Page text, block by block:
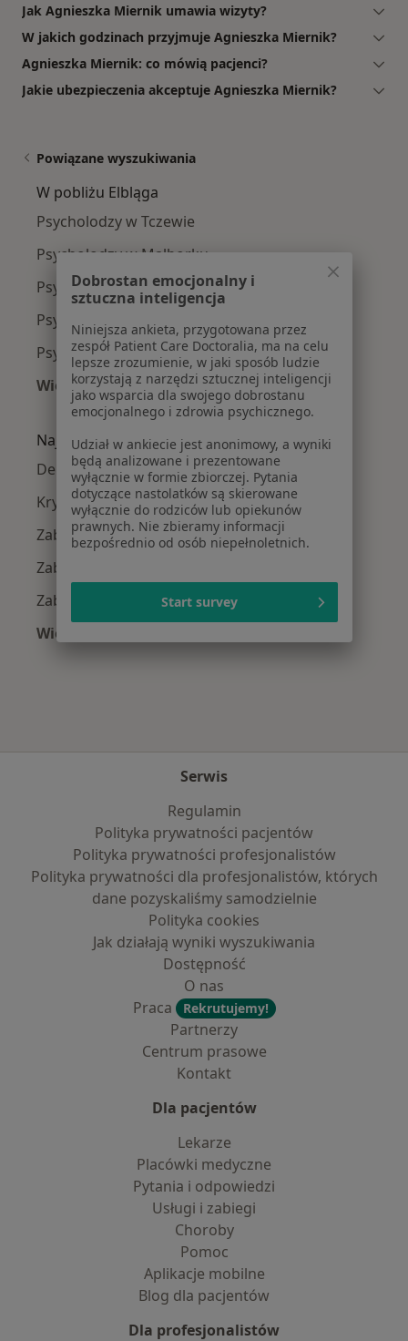
Jak Agnieszka Miernik umawia wizyty?
W jakich godzinach przyjmuje Agnieszka Miernik?
Agnieszka Miernik: co mówią pacjenci?
Jakie ubezpieczenia akceptuje Agnieszka Miernik?
Powiązane wyszukiwania
W pobliżu Elbląga
Psycholodzy w Tczewie
Psycholodzy w Malborku
Psycholodzy w Nowym Dworze Gdańskim
Psycholodzy w Stegnie
Psycholodzy w Pruszczu Gdańskim
Więcej (1)
Więcej w kategorii: W pobliżu Elbląga
Najczęście leczone choroby
Depresja w Elblągu
Kryzys emocjonalny w Elblągu
Zaburzenia emocjonalne w Elblągu
Zaburzenia nastroju w Elblągu
Zaburzenia lękowe w Elblągu
Więcej (15)
Serwis
Regulamin
Polityka prywatności pacjentów
Polityka prywatności profesjonalistów
Polityka prywatności dla profesjonalistów, których
dane pozyskaliśmy samodzielnie
Polityka cookies
Jak działają wyniki wyszukiwania
Dostępność
O nas
Praca
Rekrutujemy!
Partnerzy
Centrum prasowe
Kontakt
Dla pacjentów
Lekarze
Placówki medyczne
Pytania i odpowiedzi
Usługi i zabiegi
Choroby
Pomoc
Aplikacje mobilne
Blog dla pacjentów
Dla profesjonalistów
Dobrostan emocjonalny i
sztuczna inteligencja
Niniejsza ankieta, przygotowana przez
zespół Patient Care Doctoralia, ma na celu
lepsze zrozumienie, w jaki sposób ludzie
korzystają z narzędzi sztucznej inteligencji
jako wsparcia dla swojego dobrostanu
emocjonalnego i zdrowia psychicznego.
Udział w ankiecie jest anonimowy, a wyniki
będą analizowane i prezentowane
wyłącznie w formie zbiorczej. Pytania
dotyczące nastolatków są skierowane
wyłącznie do rodziców lub opiekunów
prawnych. Nie zbieramy informacji
bezpośrednio od osób niepełnoletnich.
Start survey